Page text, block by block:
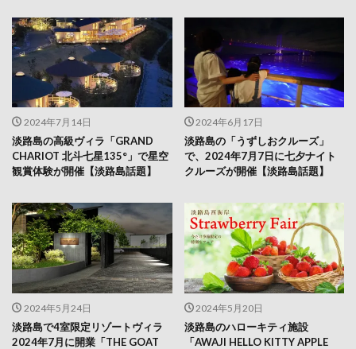
2024年7月14日
淡路島の高級ヴィラ「GRAND
CHARIOT 北斗七星135°」で星空
観賞体験が開催【淡路島話題】
2024年6月17日
淡路島の「うずしおクルーズ」
で、2024年7月7日に七夕ナイト
クルーズが開催【淡路島話題】
2024年5月24日
淡路島で4室限定リゾートヴィラ
2024年7月に開業「THE GOAT
2024年5月20日
淡路島のハローキティ施設
「AWAJI HELLO KITTY APPLE